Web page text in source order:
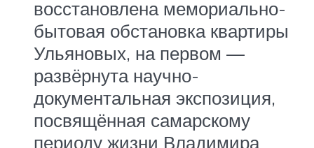
восстановлена мемориально-
бытовая обстановка квартиры
Ульяновых, на первом —
развёрнута научно-
документальная экспозиция,
посвящённая самарскому
периоду жизни Владимира